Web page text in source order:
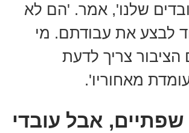
שלנו', אמר. 'הם לא
לבצע את עבודתם. מי
צריך לדעת
מאחוריו'.
שפתיים, אבל עובדי